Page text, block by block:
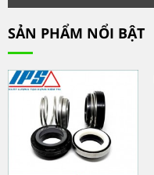
SẢN PHẨM NỔI BẬT